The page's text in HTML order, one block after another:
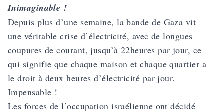
Inimaginable !
Depuis plus d’une semaine, la bande de Gaza vit
une véritable crise d’électricité, avec de longues
coupures de courant, jusqu’à 22heures par jour, ce
qui signifie que chaque maison et chaque quartier a
le droit à deux heures d’électricité par jour.
Impensable !
Les forces de l’occupation israélienne ont décidé